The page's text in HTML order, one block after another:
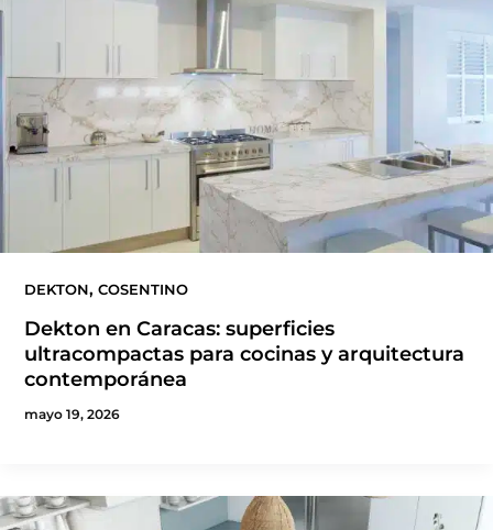
DEKTON, COSENTINO
Dekton en Caracas: superficies
ultracompactas para cocinas y arquitectura
contemporánea
mayo 19, 2026